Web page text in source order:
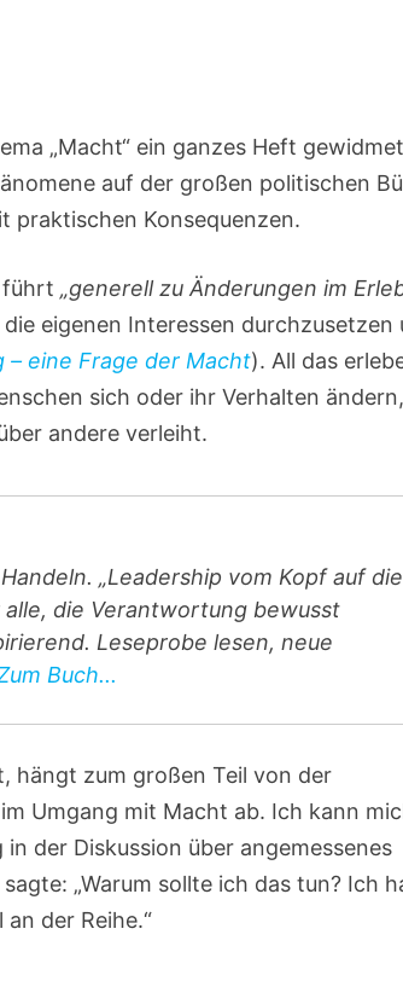
„Macht“ ein ganzes Heft
auf der großen politischen
praktischen Konsequenzen.
führt„generell zu Änderungen im
eigenen Interessen durchzusetzen
– eine Frage der Macht). All das
sich oder ihr Verhalten ändern,
andere verleiht.
„Leadership vom Kopf auf die
die Verantwortung bewusst
Leseprobe lesen, neue
Buch...
hängt zum großen Teil von der
Umgang mit Macht ab. Ich kann
der Diskussion über angemessenes
„Warum sollte ich das tun? Ich
der Reihe.“